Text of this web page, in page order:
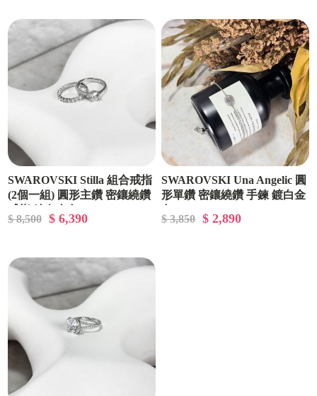
SWAROVSKI Stilla 組合戒指
(2個一組) 圓形主鑽 密鑲繞鑽
$ 8,500 $ 6,390
SWAROVSKI Una Angelic 圓
形單鑽 密鑲繞鑽 手鍊 鍍白金
$ 3,850 $ 2,890